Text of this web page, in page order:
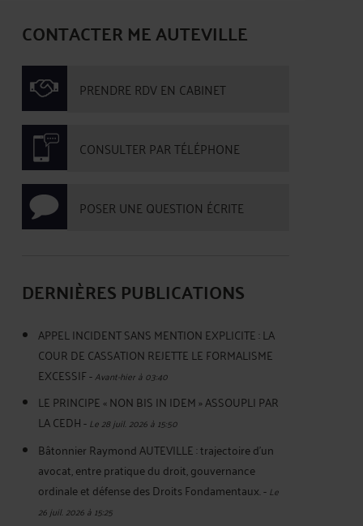
CONTACTER ME AUTEVILLE
PRENDRE RDV EN CABINET
CONSULTER PAR TÉLÉPHONE
POSER UNE QUESTION ÉCRITE
DERNIÈRES PUBLICATIONS
APPEL INCIDENT SANS MENTION EXPLICITE : LA
COUR DE CASSATION REJETTE LE FORMALISME
EXCESSIF-Avant-hier à 03:40
LE PRINCIPE « NON BIS IN IDEM » ASSOUPLI PAR
LA CEDH-Le 28 juil. 2026 à 15:50
Bâtonnier Raymond AUTEVILLE : trajectoire d’un
avocat, entre pratique du droit, gouvernance
ordinale et défense des Droits Fondamentaux.-Le
26 juil. 2026 à 15:25